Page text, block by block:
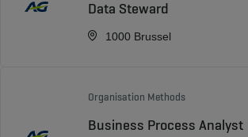
Data Steward
1000 Brussel
Organisation Methods
Business Process Analyst